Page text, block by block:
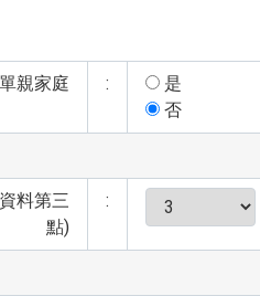
單親家庭 :
是
否
料第三
點)
: